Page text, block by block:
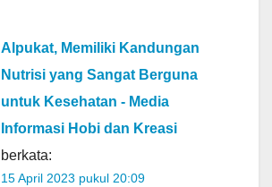
Alpukat, Memiliki Kandungan
Nutrisi yang Sangat Berguna
untuk Kesehatan - Media
Informasi Hobi dan Kreasi
berkata:
15 April 2023 pukul 20:09